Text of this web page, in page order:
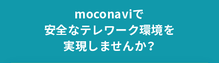
moconaviで
安全なテレワーク環境を
実現しませんか？